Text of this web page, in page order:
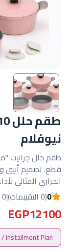
نيوفلام
قطع. تصميم أنيق
الحراري المثالي
0(0 التقييمات) |0 تم البيع
EGP12100
Installment Plan / خطة التقسيط